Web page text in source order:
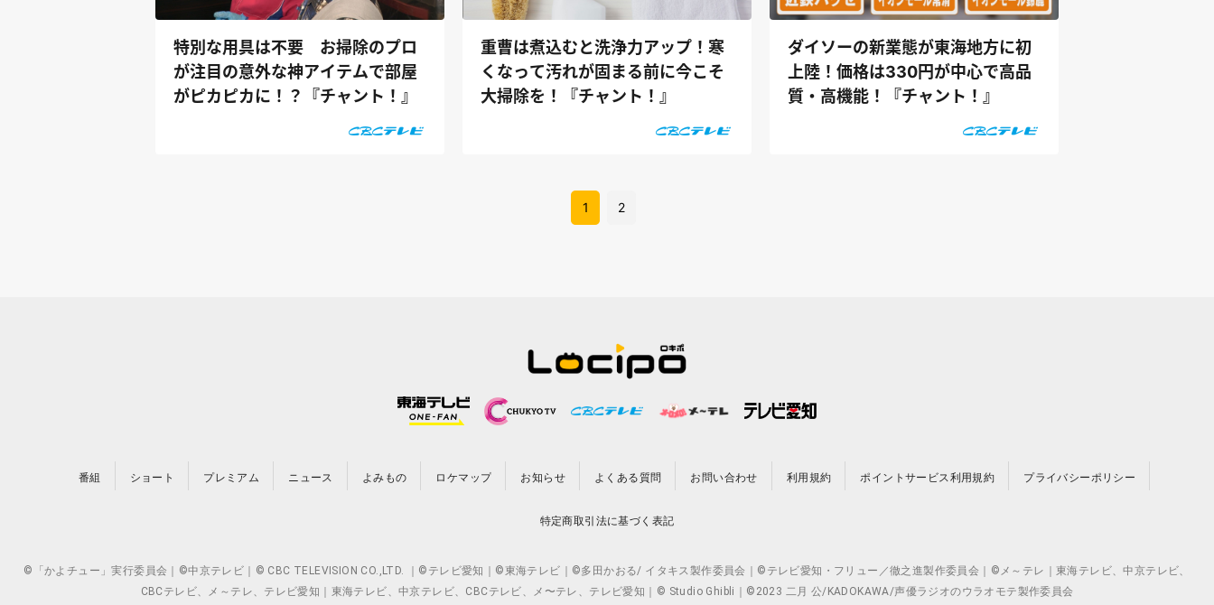
特別な用具は不要 お掃除のプロ
が注目の意外な神アイテムで部屋
がピカピカに！？『チャント！』
重曹は煮込むと洗浄力アップ！寒
くなって汚れが固まる前に今こそ
大掃除を！『チャント！』
ダイソーの新業態が東海地方に初
上陸！価格は330円が中心で高品
質・高機能！『チャント！』
1 2
番組 ショート プレミアム ニュース よみもの ロケマップ お知らせ よくある質問 お問い合わせ 利用規約 ポイントサービス利用規約 プライバシーポリシー
特定商取引法に基づく表記
©「かよチュー」実行委員会｜©中京テレビ｜© CBC TELEVISION CO.,LTD. ｜©テレビ愛知｜©東海テレビ｜©多田かおる/ イタキス製作委員会｜©テレビ愛知・フリュー／徹之進製作委員会｜©メ～テレ｜東海テレビ、中京テレビ、
CBCテレビ、メ～テレ、テレビ愛知｜東海テレビ、中京テレビ、CBCテレビ、メ〜テレ、テレビ愛知｜© Studio Ghibli｜©2023 二月 公/KADOKAWA/声優ラジオのウラオモテ製作委員会